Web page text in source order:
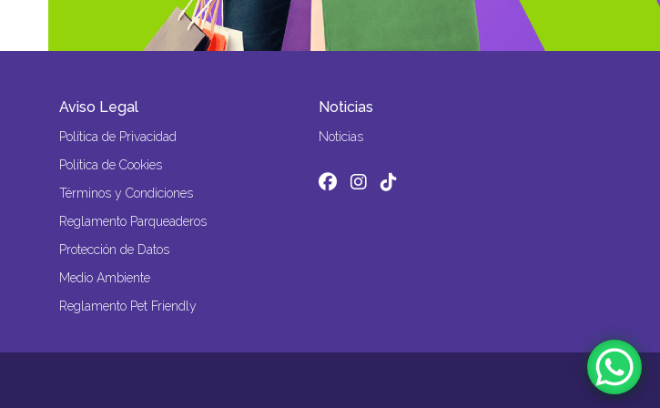
Aviso Legal
Política de Privacidad
Política de Cookies
Términos y Condiciones
Reglamento Parqueaderos
Protección de Datos
Medio Ambiente
Reglamento Pet Friendly
Noticias
Noticias